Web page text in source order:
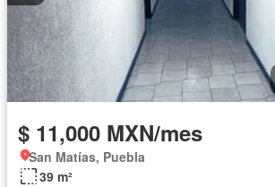
$ 11,000 MXN/mes
San Matías, Puebla
39 m²